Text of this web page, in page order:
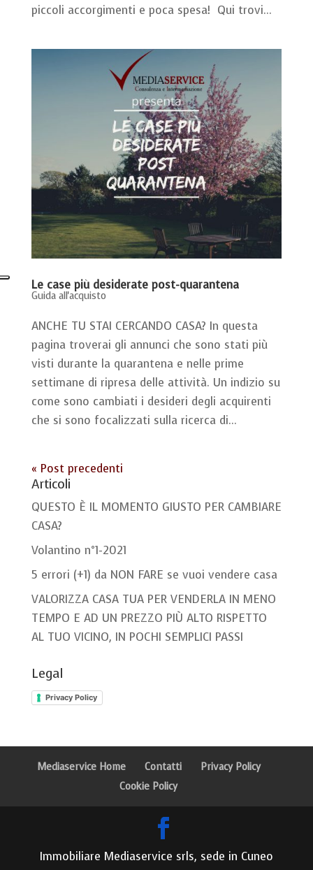
piccoli accorgimenti e poca spesa! Qui trovi...
Le case più desiderate post-quarantena
Guida all'acquisto
ANCHE TU STAI CERCANDO CASA? In questa
pagina troverai gli annunci che sono stati più
visti durante la quarantena e nelle prime
settimane di ripresa delle attività. Un indizio su
come sono cambiati i desideri degli acquirenti
che si sono focalizzati sulla ricerca di...
« Post precedenti
Articoli
QUESTO È IL MOMENTO GIUSTO PER CAMBIARE
CASA?
Volantino n°1-2021
5 errori (+1) da NON FARE se vuoi vendere casa
VALORIZZA CASA TUA PER VENDERLA IN MENO
TEMPO E AD UN PREZZO PIÙ ALTO RISPETTO
AL TUO VICINO, IN POCHI SEMPLICI PASSI
Legal
Privacy Policy
Mediaservice Home Contatti
Privacy Policy
Cookie Policy
Immobiliare Mediaservice srls, sede in Cuneo